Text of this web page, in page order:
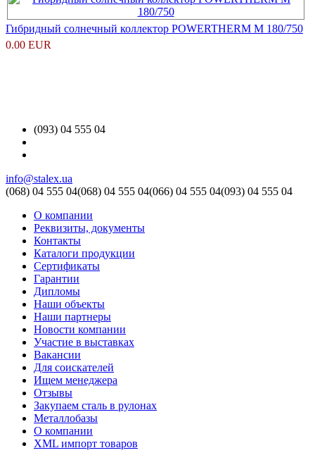
Гибридный солнечный коллектор POWERTHERM M 180/750
0.00 EUR
(093) 04 555 04
info@stalex.ua
(068) 04 555 04(068) 04 555 04(066) 04 555 04(093) 04 555 04
О компании
Реквизиты, документы
Контакты
Каталоги продукции
Сертификаты
Гарантии
Дипломы
Наши объекты
Наши партнеры
Новости компании
Участие в выставках
Вакансии
Для соискателей
Ищем менеджера
Отзывы
Закупаем сталь в рулонах
Металлобазы
О компании
XML импорт товаров